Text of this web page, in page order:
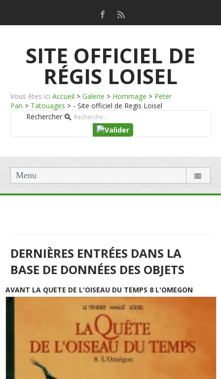
SITE OFFICIEL DE
RÉGIS LOISEL
Vous êtes ici Accueil > Galerie > Hommage > Peter
Pan > Tatouages > - Site officiel de Regis Loisel
Rechercher
Menu
DERNIÈRES ENTRÉES DANS LA
BASE DE DONNÉES DES OBJETS
AVANT LA QUETE DE L'OISEAU DU TEMPS 8 L'OMEGON